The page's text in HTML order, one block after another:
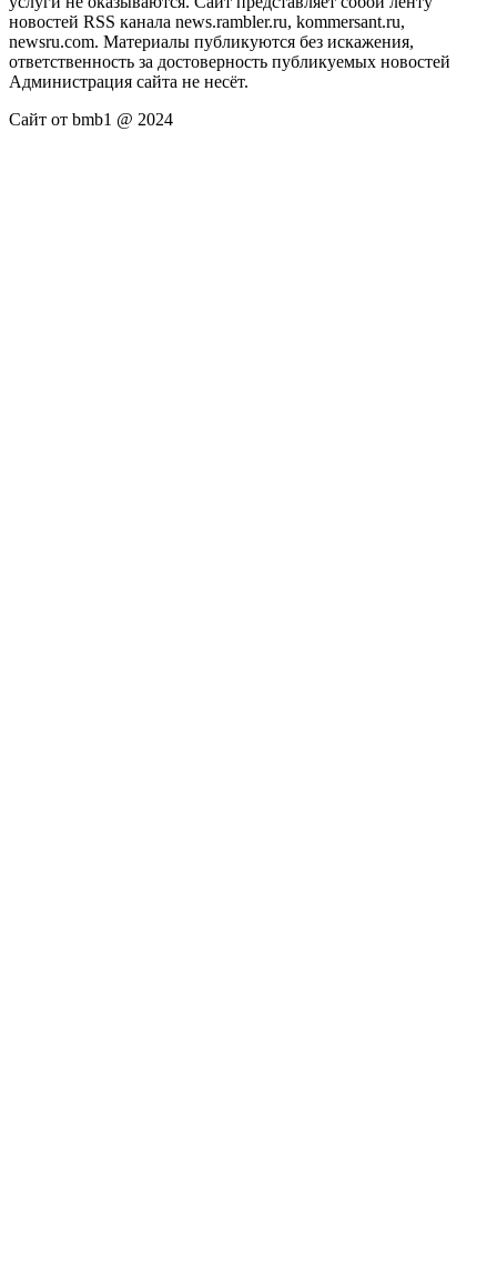
новостей RSS канала news.rambler.ru, kommersant.ru,
newsru.com. Материалы публикуются без искажения,
ответственность за достоверность публикуемых новостей
Администрация сайта не несёт.
Сайт от bmb1 @ 2024